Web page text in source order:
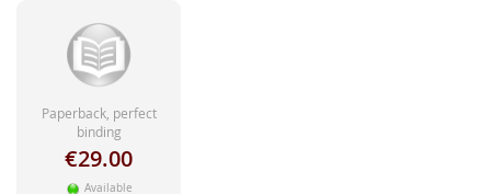
Paperback, perfect
binding
€29.00
Available